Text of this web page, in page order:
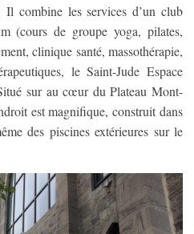
combine les services d’un club
(cours de groupe yoga, pilates,
clinique santé, massothérapie,
le Saint-Jude Espace
sur au cœur du Plateau Mont-
est magnifique, construit dans
des piscines extérieures sur le